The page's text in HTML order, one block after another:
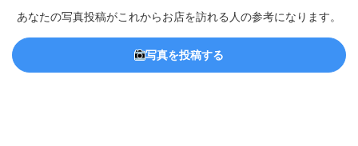
あなたの写真投稿がこれからお店を訪れる人の参考になります。
写真を投稿する